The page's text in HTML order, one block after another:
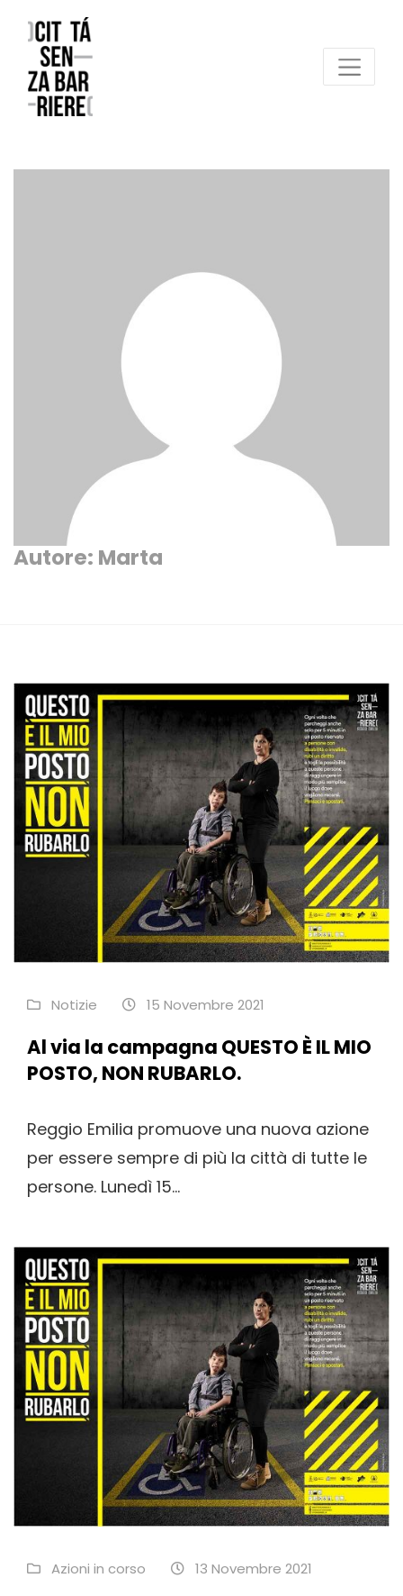
Reggio Emilia Città senza barriere
Autore: Marta
Notizie 15 Novembre 2021
Al via la campagna QUESTO È IL MIO
POSTO, NON RUBARLO.
Reggio Emilia promuove una nuova azione
per essere sempre di più la città di tutte le
persone. Lunedì 15...
Azioni in corso 13 Novembre 2021